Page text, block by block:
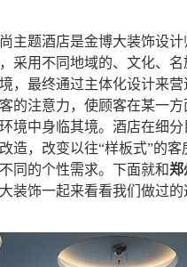
主题酒店是金博大装饰设计
采用不同地域的、文化、
，最终通过主体化设计来
的注意力，使顾客在某一方
境中身临其境。酒店在细
造，改变以往“样板式”的
同的个性需求。下面就和郑
装饰一起来看看我们做过的